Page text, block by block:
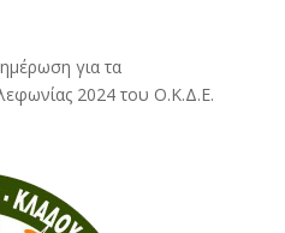
για τα
2024 του Ο.Κ.Δ.Ε.